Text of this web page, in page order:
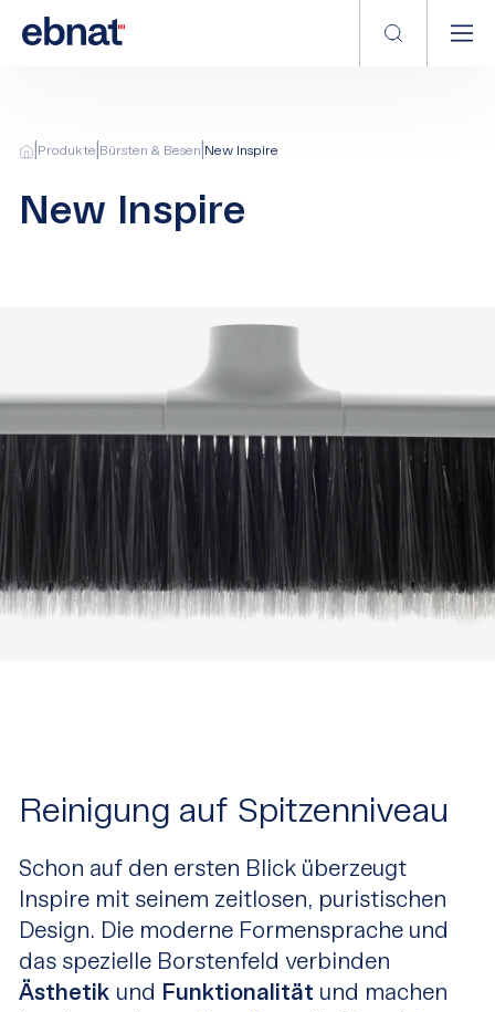
Produkte Bürsten & Besen New Inspire
New Inspire
Reinigung auf Spitzenniveau
Schon auf den ersten Blick überzeugt
Inspire mit seinem zeitlosen, puristischen
Design. Die moderne Formensprache und
das spezielle Borstenfeld verbinden
Ästhetik und Funktionalität und machen